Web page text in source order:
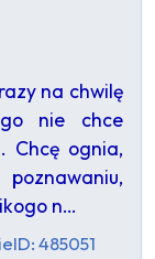
na chwilę
nie chce
Chcę ognia,
n…
ID: 485051